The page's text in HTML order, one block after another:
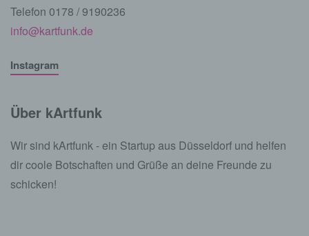
Telefon 0178 / 9190236
info@kartfunk.de
Instagram
Über kArtfunk
Wir sind kArtfunk - ein Startup aus Düsseldorf und helfen
dir coole Botschaften und Grüße an deine Freunde zu
schicken!